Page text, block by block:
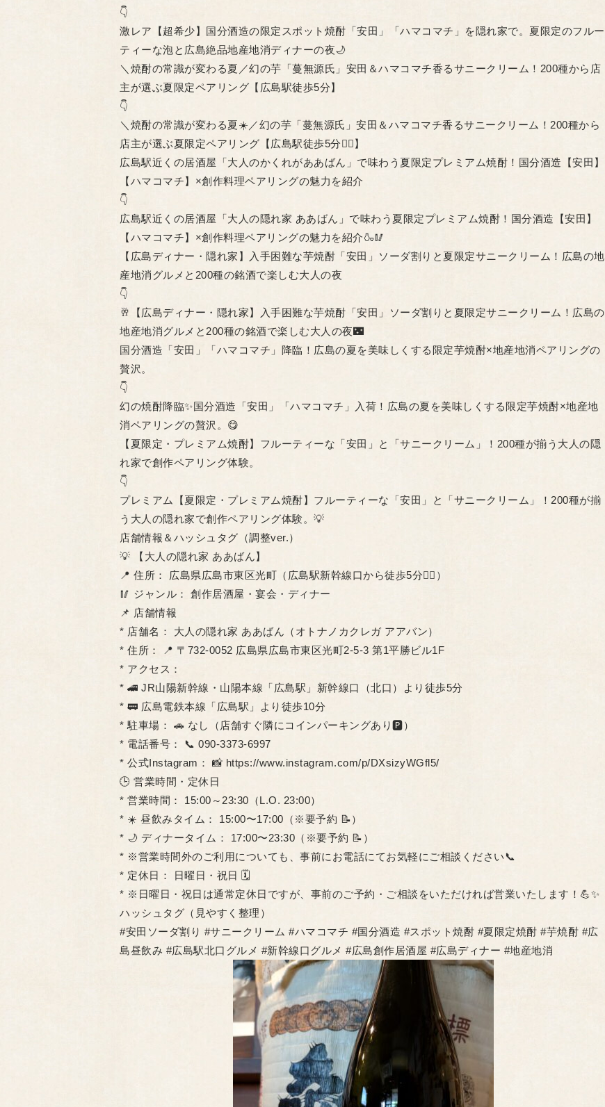
👇
激レア【超希少】国分酒造の限定スポット焼酎「安田」「ハマコマチ」を隠れ家で。夏限定のフルー
ティーな泡と広島絶品地産地消ディナーの夜🌙
＼焼酎の常識が変わる夏／幻の芋「蔓無源氏」安田＆ハマコマチ香るサニークリーム！200種から店
主が選ぶ夏限定ペアリング【広島駅徒歩5分】
👇
＼焼酎の常識が変わる夏☀️／幻の芋「蔓無源氏」安田＆ハマコマチ香るサニークリーム！200種から
店主が選ぶ夏限定ペアリング【広島駅徒歩5分🏃‍♂️】
広島駅近くの居酒屋「大人のかくれがああばん」で味わう夏限定プレミアム焼酎！国分酒造【安田】
【ハマコマチ】×創作料理ペアリングの魅力を紹介
👇
広島駅近くの居酒屋「大人の隠れ家 ああばん」で味わう夏限定プレミアム焼酎！国分酒造【安田】
【ハマコマチ】×創作料理ペアリングの魅力を紹介🍶🥢
【広島ディナー・隠れ家】入手困難な芋焼酎「安田」ソーダ割りと夏限定サニークリーム！広島の地
産地消グルメと200種の銘酒で楽しむ大人の夜
👇
🥂【広島ディナー・隠れ家】入手困難な芋焼酎「安田」ソーダ割りと夏限定サニークリーム！広島の
地産地消グルメと200種の銘酒で楽しむ大人の夜🌃
国分酒造「安田」「ハマコマチ」降臨！広島の夏を美味しくする限定芋焼酎×地産地消ペアリングの
贅沢。
👇
幻の焼酎降臨✨国分酒造「安田」「ハマコマチ」入荷！広島の夏を美味しくする限定芋焼酎×地産地
消ペアリングの贅沢。😋
【夏限定・プレミアム焼酎】フルーティーな「安田」と「サニークリーム」！200種が揃う大人の隠
れ家で創作ペアリング体験。
👇
プレミアム【夏限定・プレミアム焼酎】フルーティーな「安田」と「サニークリーム」！200種が揃
う大人の隠れ家で創作ペアリング体験。💡
店舗情報＆ハッシュタグ（調整ver.）
💡 【大人の隠れ家 ああばん】
📍 住所： 広島県広島市東区光町（広島駅新幹線口から徒歩5分🏃‍♂️）
🥢 ジャンル： 創作居酒屋・宴会・ディナー
📌 店舗情報
* 店舗名： 大人の隠れ家 ああばん（オトナノカクレガ アアバン）
* 住所： 📍 〒732-0052 広島県広島市東区光町2-5-3 第1平勝ビル1F
* アクセス：
* 🚄 JR山陽新幹線・山陽本線「広島駅」新幹線口（北口）より徒歩5分
* 🚃 広島電鉄本線「広島駅」より徒歩10分
* 駐車場： 🚗 なし（店舗すぐ隣にコインパーキングあり🅿️）
* 電話番号： 📞 090-3373-6997
* 公式Instagram： 📸 https://www.instagram.com/p/DXsizyWGfl5/
🕒 営業時間・定休日
* 営業時間： 15:00～23:30（L.O. 23:00）
* ☀️ 昼飲みタイム： 15:00〜17:00（※要予約 📝）
* 🌙 ディナータイム： 17:00〜23:30（※要予約 📝）
* ※営業時間外のご利用についても、事前にお電話にてお気軽にご相談ください📞
* 定休日： 日曜日・祝日 🗓️
* ※日曜日・祝日は通常定休日ですが、事前のご予約・ご相談をいただければ営業いたします！💪✨
ハッシュタグ（見やすく整理）
#安田ソーダ割り #サニークリーム #ハマコマチ #国分酒造 #スポット焼酎 #夏限定焼酎 #芋焼酎 #広
島昼飲み #広島駅北口グルメ #新幹線口グルメ #広島創作居酒屋 #広島ディナー #地産地消